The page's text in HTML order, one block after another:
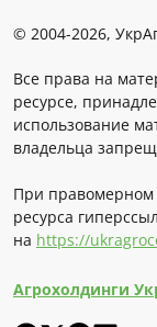
© 2004-2026,
Все права на
ресурсе,
использование
владельца
При правомерном
ресурса
на https://
Агрохолдинги